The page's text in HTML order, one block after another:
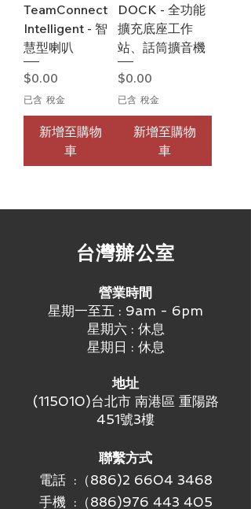
TeamConnect
Intelligent - 智
慧型喇叭
價格
$0.00
已含 稅金
新增至購物
車
DOCK - 全功能
擴充底座工作
站、話筒擴音機
價格
$0.00
已含 稅金
新增至購物
車
​台灣辦公室
營業時間
星期一至五 : 9am - 6pm
星期六 : 休息
星期日 : 休息
地址
(115010)台北市 南港區 重陽路
451號3樓
聯繫方式
電話 :（886)2 6604 3468
手機 : （886)976 443 405